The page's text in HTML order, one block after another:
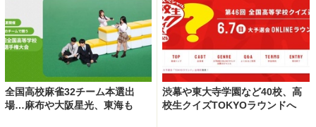
全国高校麻雀32チーム本選出
場…麻布や大阪星光、東海も
渋幕や東大寺学園など40校、高
校生クイズTOKYOラウンドへ